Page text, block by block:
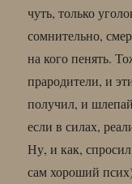
чуть, только
сомнительно,
на кого пенять.
прародители, и
получил, и
если в силах,
Ну, и как,
сам хороший